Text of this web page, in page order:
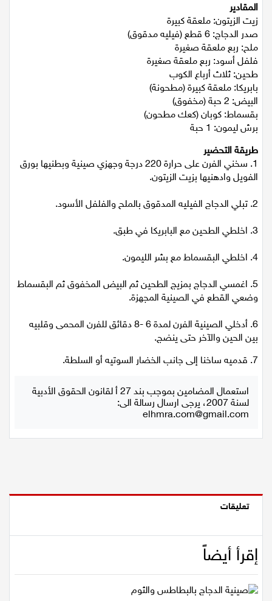
سخنين
عرابة
اخبار عالمية
رياضة
رياضة محلية
رياضة عالمية
تقارير خاصة
اقتصاد
مقالات
مطبخ
صحة وطب
مجلة الحمرا
تكنولوجيا
المقادير
زيت الزيتون: ملعقة كبيرة
صدر الدجاج: 6 قطع (فيليه مدقوق)
ملح: ربع ملعقة صغيرة
فلفل أسود: ربع ملعقة صغيرة
طحين: ثلاث أرباع الكوب
بابريكا: ملعقة كبيرة (مطحونة)
البيض: 2 حبة (مخفوق)
بقسماط: كوبان (كعك مطحون)
برش ليمون: 1 حبة
طريقة التحضير
1. سخني الفرن على حرارة 220 درجة وجهزي صينية وبطنيها بورق
الفويل وادهنيها بزيت الزيتون.
2. تبلي الدجاج الفيليه المدقوق بالملح والفلفل الأسود.
3. اخلطي الطحين مع البابريكا في طبق.
4. اخلطي البقسماط مع بشر الليمون.
5. اغمسي الدجاج بمزيج الطحين ثم البيض المخفوق ثم البقسماط
وضعي القطع في الصينية المجهزة.
6. أدخلي الصينية الفرن لمدة 6 -8 دقائق للفرن المحمى وقلبيه
بين الحين والآخر حتى ينضج.
7. قدميه ساخنا إلى جانب الخضار السوتيه أو السلطة.
استعمال المضامين بموجب بند 27 أ لقانون الحقوق الأدبية
لسنة 2007، يرجى ارسال رسالة الى:
elhmra.com@gmail.com
تعليقات
إقرأ أيضاً